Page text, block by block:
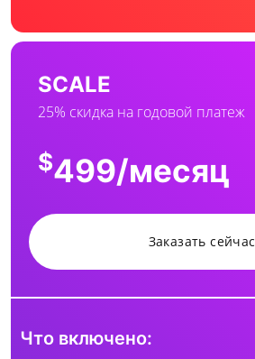
SCALE
25% скидка на годовой платеж
$499/месяц
Заказать сейчас
Что включено: